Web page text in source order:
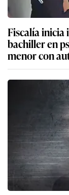
Fiscalía
bachiller en
menor con